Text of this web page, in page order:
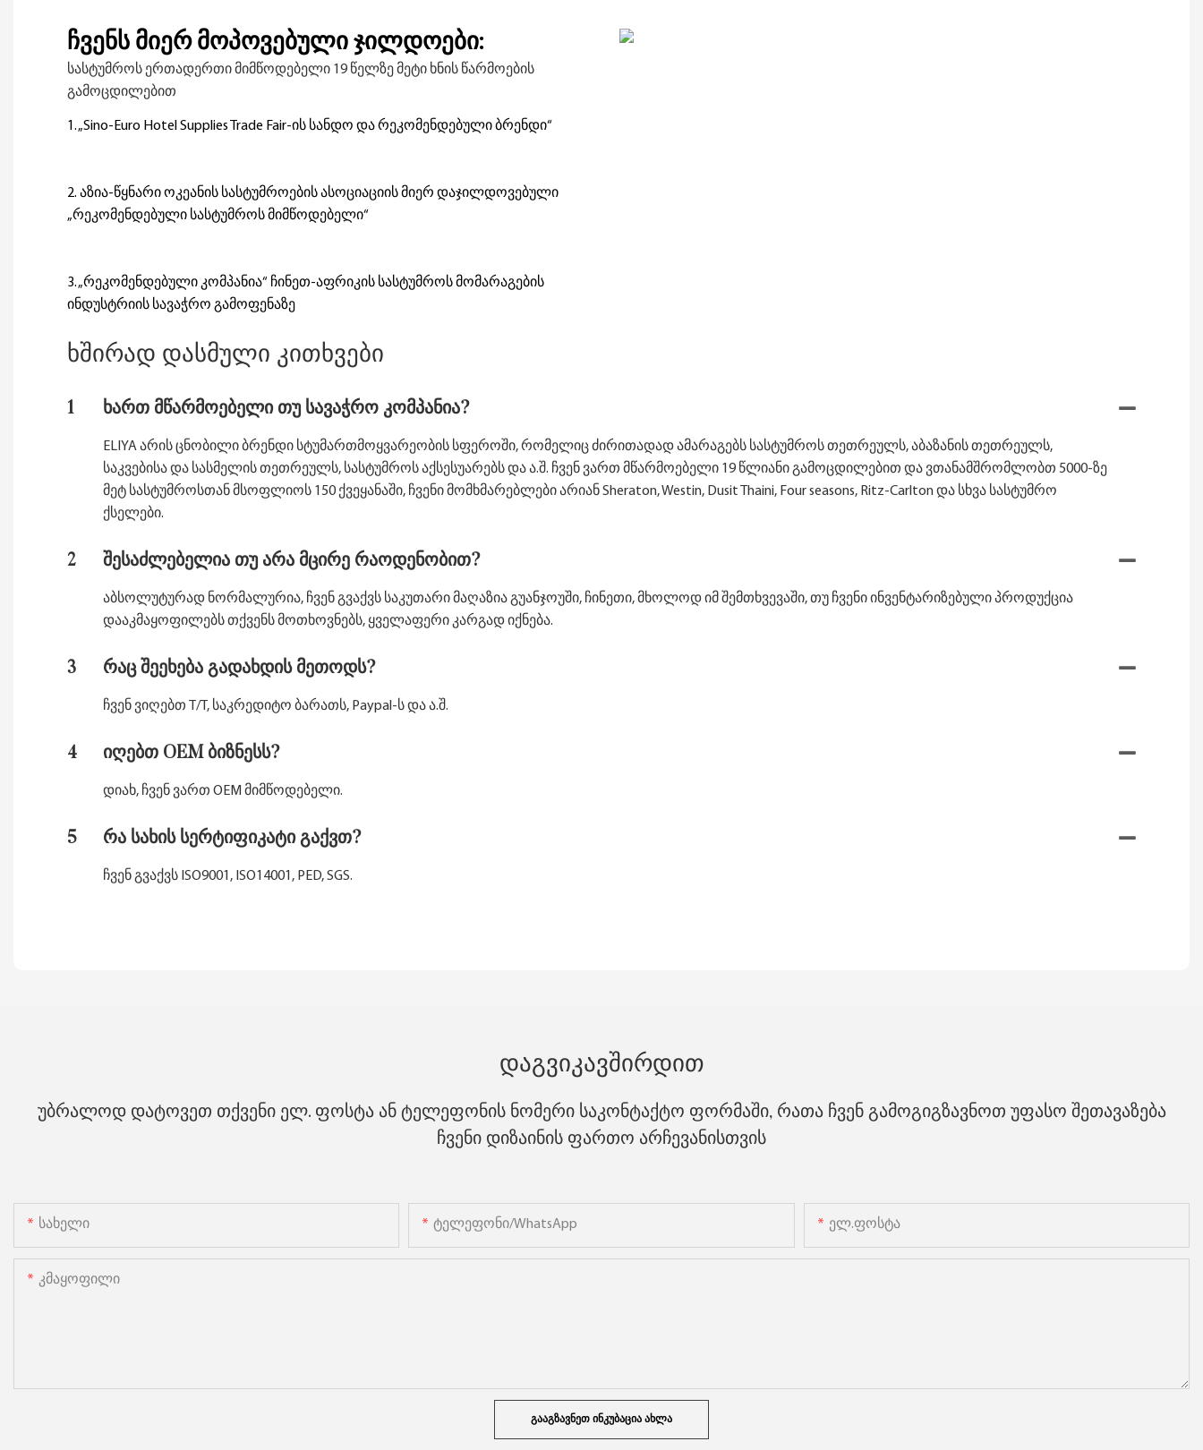
ჩვენს მიერ მოპოვებული ჯილდოები:
სასტუმროს ერთადერთი მიმწოდებელი 19 წელზე მეტი ხნის წარმოების
გამოცდილებით
1. „Sino-Euro Hotel Supplies Trade Fair-ის სანდო და რეკომენდებული ბრენდი“
2. აზია-წყნარი ოკეანის სასტუმროების ასოციაციის მიერ დაჯილდოვებული
„რეკომენდებული სასტუმროს მიმწოდებელი“
3. „რეკომენდებული კომპანია“ ჩინეთ-აფრიკის სასტუმროს მომარაგების
ინდუსტრიის სავაჭრო გამოფენაზე
ხშირად დასმული კითხვები
1 ხართ მწარმოებელი თუ სავაჭრო კომპანია?
ELIYA არის ცნობილი ბრენდი სტუმართმოყვარეობის სფეროში, რომელიც ძირითადად ამარაგებს სასტუმროს თეთრეულს, აბაზანის თეთრეულს,
საკვებისა და სასმელის თეთრეულს, სასტუმროს აქსესუარებს და ა.შ. ჩვენ ვართ მწარმოებელი 19 წლიანი გამოცდილებით და ვთანამშრომლობთ 5000-ზე
მეტ სასტუმროსთან მსოფლიოს 150 ქვეყანაში, ჩვენი მომხმარებლები არიან Sheraton, Westin, Dusit Thaini, Four seasons, Ritz-Carlton და სხვა სასტუმრო
ქსელები.
2 შესაძლებელია თუ არა მცირე რაოდენობით?
აბსოლუტურად ნორმალურია, ჩვენ გვაქვს საკუთარი მაღაზია გუანჯოუში, ჩინეთი, მხოლოდ იმ შემთხვევაში, თუ ჩვენი ინვენტარიზებული პროდუქცია
დააკმაყოფილებს თქვენს მოთხოვნებს, ყველაფერი კარგად იქნება.
3 რაც შეეხება გადახდის მეთოდს?
ჩვენ ვიღებთ T/T, საკრედიტო ბარათს, Paypal-ს და ა.შ.
4 იღებთ OEM ბიზნესს?
დიახ, ჩვენ ვართ OEM მიმწოდებელი.
5 რა სახის სერტიფიკატი გაქვთ?
ჩვენ გვაქვს ISO9001, ISO14001, PED, SGS.
Დაგვიკავშირდით
უბრალოდ დატოვეთ თქვენი ელ. ფოსტა ან ტელეფონის ნომერი საკონტაქტო ფორმაში, რათა ჩვენ გამოგიგზავნოთ უფასო შეთავაზება
ჩვენი დიზაინის ფართო არჩევანისთვის
Სახელი Ტელეფონი/WhatsApp Ელ.ფოსტა
Კმაყოფილი
ᲒᲐᲐᲒᲖᲐᲕᲜᲔᲗ ᲘᲜᲙᲣᲑᲐᲪᲘᲐ ᲐᲮᲚᲐ